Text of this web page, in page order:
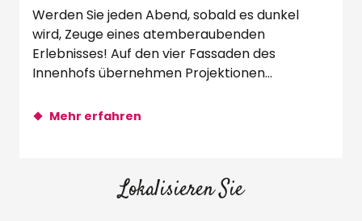
Werden Sie jeden Abend, sobald es dunkel
wird, Zeuge eines atemberaubenden
Erlebnisses! Auf den vier Fassaden des
Innenhofs übernehmen Projektionen
Mehr erfahren
Lokalisieren Sie